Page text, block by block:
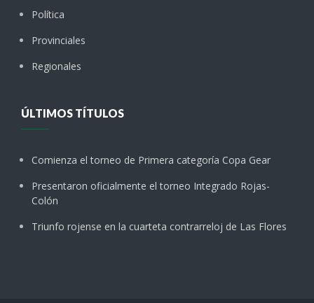
Política
Provinciales
Regionales
ÚLTIMOS TÍTULOS
Comienza el torneo de Primera categoría Copa Gear
Presentaron oficialmente el torneo Integrado Rojas-
Colón
Triunfo rojense en la cuarteta contrarreloj de Las Flores